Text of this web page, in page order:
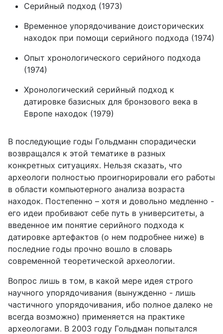
Серийный подход (1973)
Временное упорядочивание доисторических
находок при помощи серийного подхода (1974)
Опыт хронологического серийного подхода
(1974)
Хронологический серийный подход к
датировке базисных для бронзового века в
Европе находок (1979)
В последующие годы Гольдманн спорадически
возвращался к этой тематике в разных
конкретных ситуациях. Нельзя сказать, что
археологи полностью проигнорировали его работы
в области компьютерного анализа возраста
находок. Постепенно – хотя и довольно медленно -
его идеи пробивают себе путь в университеты, а
введенное им понятие серийного подхода к
датировке артефактов (о нем подробнее ниже) в
последние годы прочно вошло в словарь
современной теоретической археологии.
Вопрос лишь в том, в какой мере идея строго
научного упорядочивания (вынужденно - лишь
частичного упорядочивания, ибо полное далеко не
всегда возможно) применяется на практике
археологами. В 2003 году Гольдман попытался